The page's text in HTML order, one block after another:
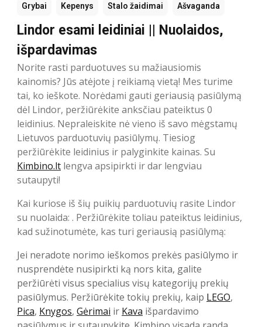
Grybai Kepenys Stalo žaidimai Ašvaganda
Lindor esami leidiniai || Nuolaidos,
išpardavimas
Norite rasti parduotuves su mažiausiomis
kainomis? Jūs atėjote į reikiamą vietą! Mes turime
tai, ko ieškote. Norėdami gauti geriausią pasiūlymą
dėl Lindor, peržiūrėkite anksčiau pateiktus 0
leidinius. Nepraleiskite nė vieno iš savo mėgstamų
Lietuvos parduotuvių pasiūlymų. Tiesiog
peržiūrėkite leidinius ir palyginkite kainas. Su
Kimbino.lt lengva apsipirkti ir dar lengviau
sutaupyti!
Kai kuriose iš šių puikių parduotuvių rasite Lindor
su nuolaida: . Peržiūrėkite toliau pateiktus leidinius,
kad sužinotumėte, kas turi geriausią pasiūlymą:
Jei neradote norimo ieškomos prekės pasiūlymo ir
nusprendėte nusipirkti ką nors kita, galite
peržiūrėti visus specialius visų kategorijų prekių
pasiūlymus. Peržiūrėkite tokių prekių, kaip LEGO,
Pica, Knygos, Gėrimai ir Kava išpardavimo